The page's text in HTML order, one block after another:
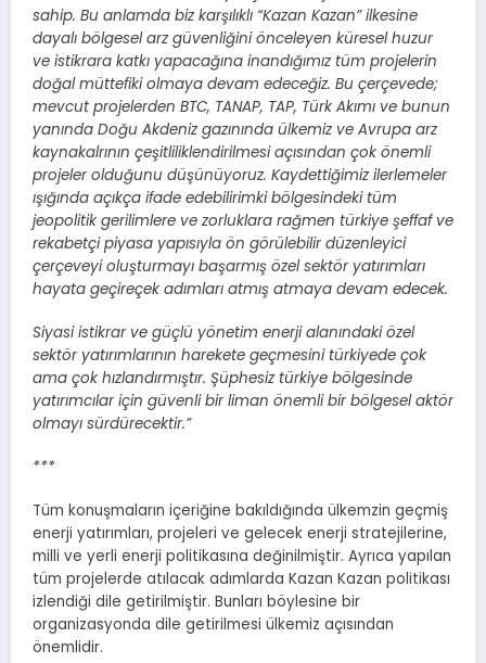
sahip. Bu anlamda biz karşılıklı “Kazan Kazan” ilkesine
dayalı bölgesel arz güvenliğini önceleyen küresel huzur
ve istikrara katkı yapacağına inandığımız tüm projelerin
doğal müttefiki olmaya devam edeceğiz. Bu çerçevede;
mevcut projelerden BTC, TANAP, TAP, Türk Akımı ve bunun
yanında Doğu Akdeniz gazınında ülkemiz ve Avrupa arz
kaynakalrının çeşitliliklendirilmesi açısından çok önemli
projeler olduğunu düşünüyoruz. Kaydettiğimiz ilerlemeler
ışığında açıkça ifade edebilirimki bölgesindeki tüm
jeopolitik gerilimlere ve zorluklara rağmen türkiye şeffaf ve
rekabetçi piyasa yapısıyla ön görülebilir düzenleyici
çerçeveyi oluşturmayı başarmış özel sektör yatırımları
hayata geçireçek adımları atmış atmaya devam edecek.
Siyasi istikrar ve güçlü yönetim enerji alanındaki özel
sektör yatırımlarının harekete geçmesini türkiyede çok
ama çok hızlandırmıştır. Şüphesiz türkiye bölgesinde
yatırımcılar için güvenli bir liman önemli bir bölgesel aktör
olmayı sürdürecektir.”
***
Tüm konuşmaların içeriğine bakıldığında ülkemzin geçmiş
enerji yatırımları, projeleri ve gelecek enerji stratejilerine,
milli ve yerli enerji politikasına değinilmiştir. Ayrıca yapılan
tüm projelerde atılacak adımlarda Kazan Kazan politikası
izlendiği dile getirilmiştir. Bunları böylesine bir
organizasyonda dile getirilmesi ülkemiz açısından
önemlidir.